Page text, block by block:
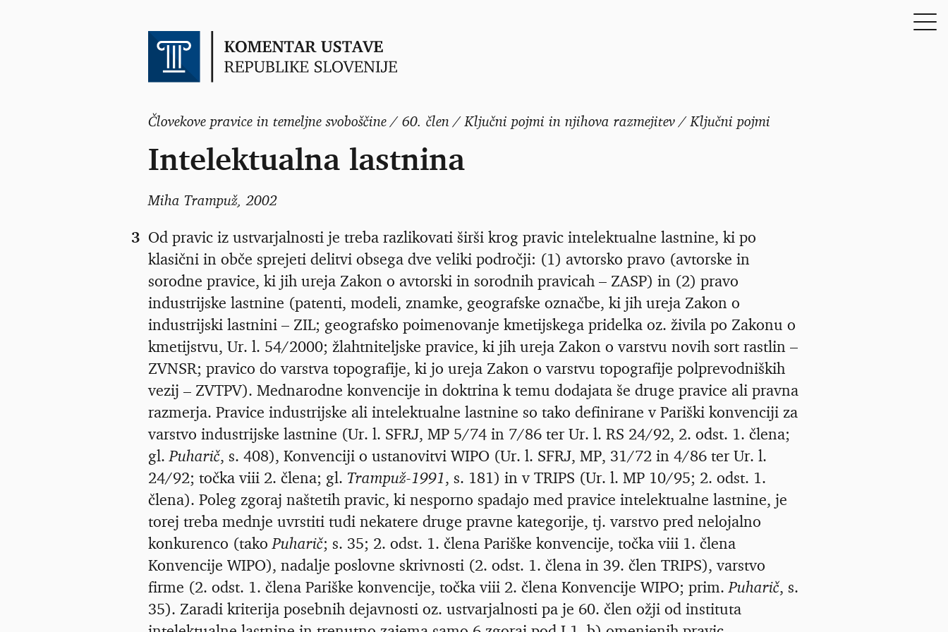
Človekove pravice in temeljne svoboščine / 60. člen / Ključni pojmi in njihova razmejitev / Ključni pojmi
Intelektualna lastnina
Miha Trampuž, 2002
3 Od pravic iz ustvarjalnosti je treba razlikovati širši krog pravic intelektualne lastnine, ki po
klasični in obče sprejeti delitvi obsega dve veliki področji: (1) avtorsko pravo (avtorske in
sorodne pravice, ki jih ureja Zakon o avtorski in sorodnih pravicah – ZASP) in (2) pravo
industrijske lastnine (patenti, modeli, znamke, geografske označbe, ki jih ureja Zakon o
industrijski lastnini – ZIL; geografsko poimenovanje kmetijskega pridelka oz. živila po Zakonu o
kmetijstvu, Ur. l. 54/2000; žlahtniteljske pravice, ki jih ureja Zakon o varstvu novih sort rastlin –
ZVNSR; pravico do varstva topografije, ki jo ureja Zakon o varstvu topografije polprevodniških
vezij – ZVTPV). Mednarodne konvencije in doktrina k temu dodajata še druge pravice ali pravna
razmerja. Pravice industrijske ali intelektualne lastnine so tako definirane v Pariški konvenciji za
varstvo industrijske lastnine (Ur. l. SFRJ, MP 5/74 in 7/86 ter Ur. l. RS 24/92, 2. odst. 1. člena;
gl. Puharič, s. 408), Konvenciji o ustanovitvi WIPO (Ur. l. SFRJ, MP, 31/72 in 4/86 ter Ur. l.
24/92; točka viii 2. člena; gl. Trampuž-1991, s. 181) in v TRIPS (Ur. l. MP 10/95; 2. odst. 1.
člena). Poleg zgoraj naštetih pravic, ki nesporno spadajo med pravice intelektualne lastnine, je
torej treba mednje uvrstiti tudi nekatere druge pravne kategorije, tj. varstvo pred nelojalno
konkurenco (tako Puharič; s. 35; 2. odst. 1. člena Pariške konvencije, točka viii 1. člena
Konvencije WIPO), nadalje poslovne skrivnosti (2. odst. 1. člena in 39. člen TRIPS), varstvo
firme (2. odst. 1. člena Pariške konvencije, točka viii 2. člena Konvencije WIPO; prim. Puharič, s.
35). Zaradi kriterija posebnih dejavnosti oz. ustvarjalnosti pa je 60. člen ožji od instituta